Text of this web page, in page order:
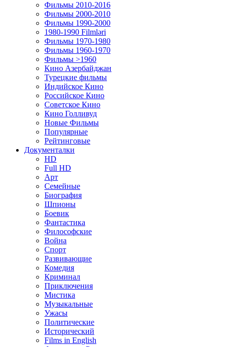
Фильмы 2010-2016
Фильмы 2000-2010
Фильмы 1990-2000
1980-1990 Filmləri
Фильмы 1970-1980
Фильмы 1960-1970
Фильмы >1960
Кино Азербайджан
Турецкие фильмы
Индийское Кино
Российское Кино
Советское Кино
Кино Голливуд
Новые Фильмы
Популярные
Рейтинговые
Документалки
HD
Full HD
Арт
Семейные
Биография
Шпионы
Боевик
Фантастика
Философские
Война
Спорт
Развивающие
Комедия
Криминал
Приключения
Мистика
Музыкальные
Ужасы
Политические
Исторический
Films in English